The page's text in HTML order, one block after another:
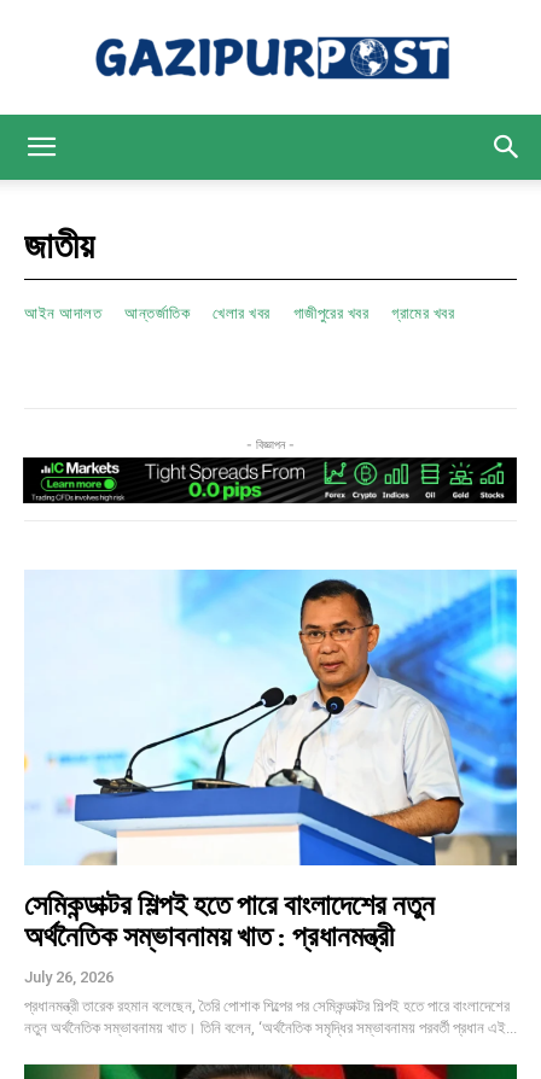
Post
জাতীয়
আইন আদালত আন্তর্জাতিক খেলার খবর গাজীপুরের খবর গ্রামের খবর
- বিজ্ঞাপন -
সেমিকন্ডাক্টর শিল্পই হতে পারে বাংলাদেশের নতুন
অর্থনৈতিক সম্ভাবনাময় খাত : প্রধানমন্ত্রী
July 26, 2026
প্রধানমন্ত্রী তারেক রহমান বলেছেন, তৈরি পোশাক শিল্পের পর সেমিকন্ডাক্টর শিল্পই হতে পারে বাংলাদেশের
নতুন অর্থনৈতিক সম্ভাবনাময় খাত। তিনি বলেন, ‘অর্থনৈতিক সমৃদ্ধির সম্ভাবনাময় পরবর্তী প্রধান এই...